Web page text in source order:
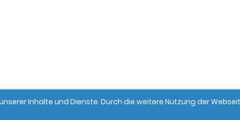
Inhalte und Dienste. Durch die weitere Nutzung der